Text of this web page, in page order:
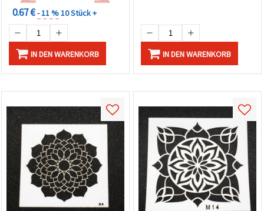
0.67 €- 11 %10 Stück +
IN DEN WARENKORB IN DEN WARENKORB